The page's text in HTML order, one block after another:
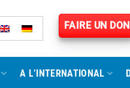
FAIRE UN DON
A L’INTERNATIONAL